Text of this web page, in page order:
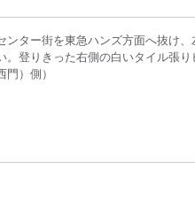
ンター街を東急ハンズ方面へ抜け
。登りきった右側の白いタイル張り
）側）